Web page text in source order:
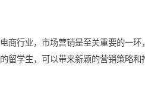
公司带来创新和发展。京东对于
需求。
象。作为一家以科技为核心的企